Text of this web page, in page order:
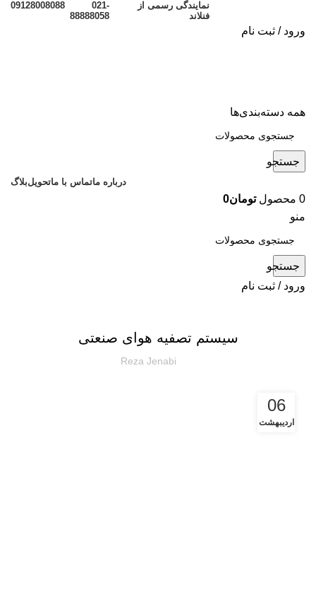
نمایندگی رسمی از
فنلاند
021-
88888058
09128008088
ورود / ثبت نام
همه دسته‌بندی‌ها
جستجو
درباره ماتماس با ماتحویلبلاگ
0 محصول تومان0
منو
جستجو
ورود / ثبت نام
سیستم تصفیه هوای صنعتی
Reza Jenabi
06
اردیبهشت